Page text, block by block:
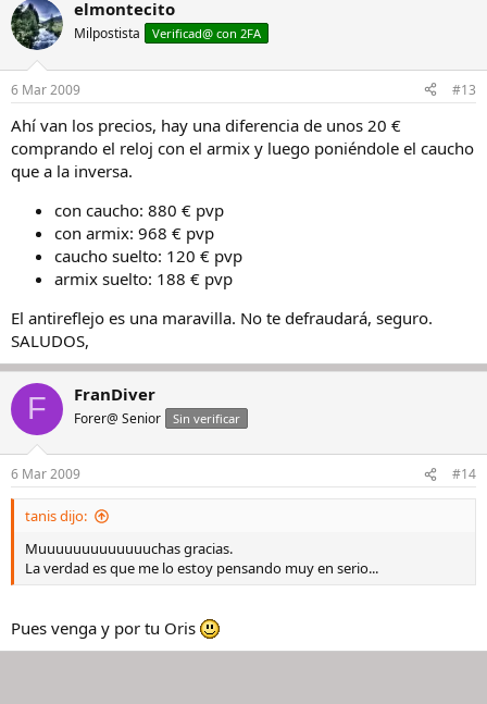
elmontecito
Milpostista Verificad@ con 2FA
6 Mar 2009 #13
Ahí van los precios, hay una diferencia de unos 20 €
comprando el reloj con el armix y luego poniéndole el caucho
que a la inversa.
con caucho: 880 € pvp
con armix: 968 € pvp
caucho suelto: 120 € pvp
armix suelto: 188 € pvp
El antireflejo es una maravilla. No te defraudará, seguro.
SALUDOS,
F FranDiver
Forer@ Senior Sin verificar
6 Mar 2009 #14
tanis dijo:
Muuuuuuuuuuuuuchas gracias.
La verdad es que me lo estoy pensando muy en serio...
Pues venga y por tu Oris